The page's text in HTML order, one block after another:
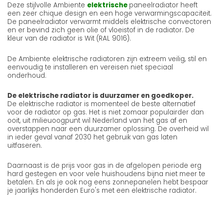
Deze stijlvolle Ambiente elektrische paneelradiator heeft
een zeer chique design en een hoge verwarmingscapaciteit.
De paneelradiator verwarmt middels elektrische convectoren
en er bevind zich geen olie of vloeistof in de radiator. De
kleur van de radiator is Wit (RAL 9016).
De Ambiente elektrische radiatoren zijn extreem veilig, stil en
eenvoudig te installeren en vereisen niet speciaal
onderhoud.
De elektrische radiator is duurzamer en goedkoper.
De elektrische radiator is momenteel de beste alternatief
voor de radiator op gas. Het is niet zomaar populairder dan
ooit, uit milieuoogpunt wil Nederland van het gas af en
overstappen naar een duurzamer oplossing. De overheid wil
in ieder geval vanaf 2030 het gebruik van gas laten
uitfaseren.
Daarnaast is de prijs voor gas in de afgelopen periode erg
hard gestegen en voor vele huishoudens bijna niet meer te
betalen. En als je ook nog eens zonnepanelen hebt bespaar
je jaarlijks honderden Euro's met een elektrische radiator.